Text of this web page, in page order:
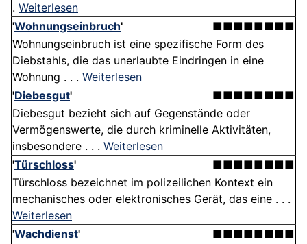
. Weiterlesen
'Wohnungseinbruch'
■■■■■■■■
Wohnungseinbruch ist eine spezifische Form des
Diebstahls, die das unerlaubte Eindringen in eine
Wohnung . . . Weiterlesen
'Diebesgut'
■■■■■■■■
Diebesgut bezieht sich auf Gegenstände oder
Vermögenswerte, die durch kriminelle Aktivitäten,
insbesondere . . . Weiterlesen
'Türschloss'
■■■■■■■■
Türschloss bezeichnet im polizeilichen Kontext ein
mechanisches oder elektronisches Gerät, das eine . . .
Weiterlesen
'Wachdienst'
■■■■■■■■